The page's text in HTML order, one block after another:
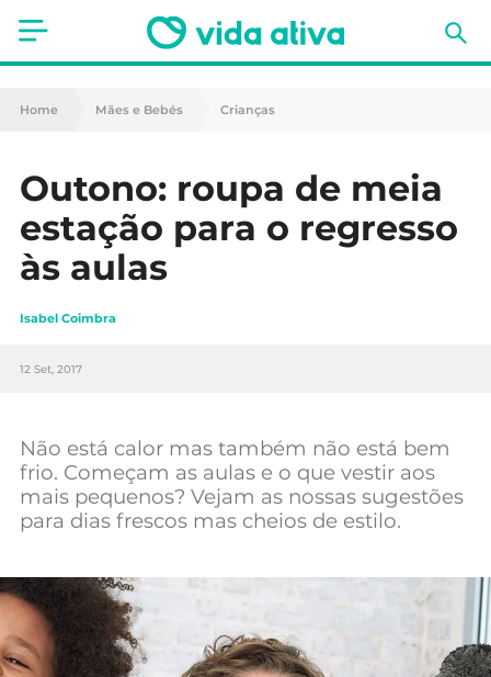
Saúde
Nutrição
Receitas
Fitness
Mães e Bebés
Home Mães e Bebés Crianças
Outono: roupa de meia
estação para o regresso
às aulas
Isabel Coimbra
12 Set, 2017
Não está calor mas também não está bem
frio. Começam as aulas e o que vestir aos
mais pequenos? Vejam as nossas sugestões
para dias frescos mas cheios de estilo.